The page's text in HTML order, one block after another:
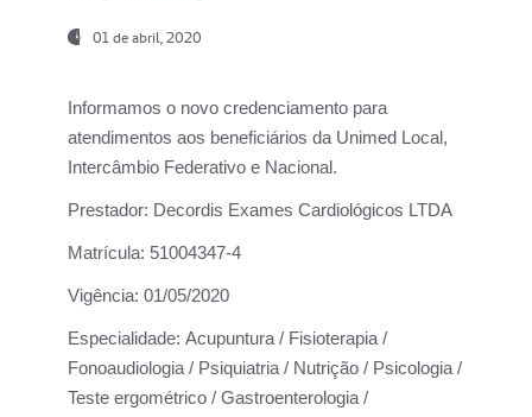
01 de abril, 2020
Informamos o novo credenciamento para
atendimentos aos beneficiários da Unimed Local,
Intercâmbio Federativo e Nacional.
Prestador: Decordis Exames Cardiológicos LTDA
Matrícula: 51004347-4
Vigência: 01/05/2020
Especialidade: Acupuntura / Fisioterapia /
Fonoaudiologia / Psiquiatria / Nutrição / Psicologia /
Teste ergométrico / Gastroenterologia /